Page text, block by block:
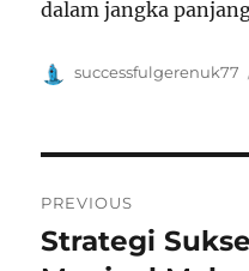
dalam jangka
Author
successfulgerenuk77
pos
PREVIOUS
Previous
Strategi